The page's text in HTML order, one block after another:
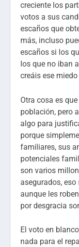
creciente los
votos a sus
escaños que
más, incluso
escaños si los
los que no iban
creáis ese
Otra cosa es
población, pero
algo para
porque
familiares, sus
potenciales
son varios
asegurados,
aunque les
por desgracia
El voto en
nada para el